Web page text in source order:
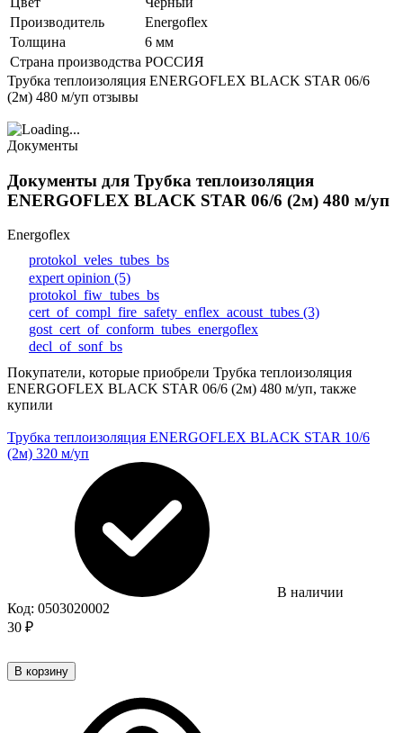
Производитель
Energoflex
Толщина
6 мм
Страна производства РОССИЯ
Трубка теплоизоляция ENERGOFLEX BLACK STAR 06/6
(2м) 480 м/уп отзывы
Документы
Документы для Трубка теплоизоляция
ENERGOFLEX BLACK STAR 06/6 (2м) 480 м/уп
Energoflex
protokol_veles_tubes_bs
expert opinion (5)
protokol_fiw_tubes_bs
cert_of_compl_fire_safety_enflex_acoust_tubes (3)
gost_cert_of_conform_tubes_energoflex
decl_of_sonf_bs
Покупатели, которые приобрели Трубка теплоизоляция
ENERGOFLEX BLACK STAR 06/6 (2м) 480 м/уп, также
купили
Трубка теплоизоляция ENERGOFLEX BLACK STAR 10/6
(2м) 320 м/уп
В наличии
Код: 0503020002
30 ₽
В корзину